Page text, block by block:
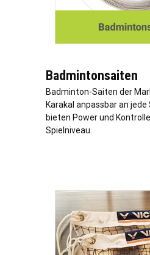
Badmintonsaiten
Badminton-Saiten der
Karakal anpassbar an
bieten Power und
Spielniveau.